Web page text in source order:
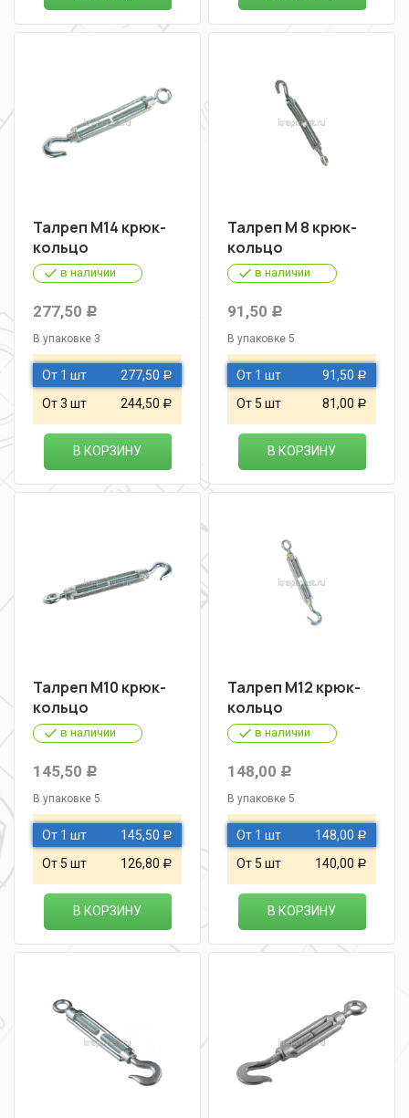
Талреп М14 крюк-
кольцо
в наличии
277,50 Р
В упаковке 3
От 1 шт 277,50 Р
От 3 шт 244,50 Р
В КОРЗИНУ
Талреп М 8 крюк-
кольцо
в наличии
91,50 Р
В упаковке 5
От 1 шт 91,50 Р
От 5 шт 81,00 Р
В КОРЗИНУ
Талреп М10 крюк-
кольцо
в наличии
145,50 Р
В упаковке 5
От 1 шт 145,50 Р
От 5 шт 126,80 Р
В КОРЗИНУ
Талреп М12 крюк-
кольцо
в наличии
148,00 Р
В упаковке 5
От 1 шт 148,00 Р
От 5 шт 140,00 Р
В КОРЗИНУ